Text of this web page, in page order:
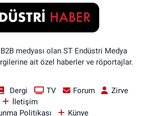
medyası olan ST Endüstri Medya
ait özel haberler ve röportajlar.
Dergi TV Forum
Zirve
İletişim
Politikası
Künye